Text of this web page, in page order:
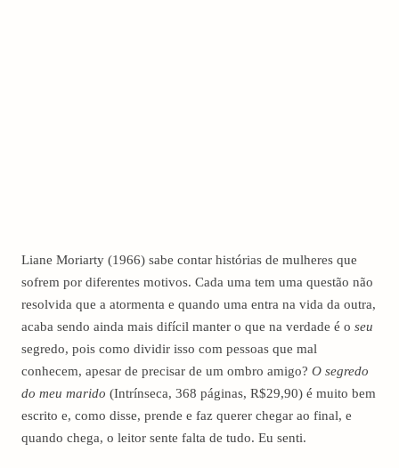
Liane Moriarty (1966) sabe contar histórias de mulheres que
sofrem por diferentes motivos. Cada uma tem uma questão não
resolvida que a atormenta e quando uma entra na vida da outra,
acaba sendo ainda mais difícil manter o que na verdade é o seu
segredo, pois como dividir isso com pessoas que mal
conhecem, apesar de precisar de um ombro amigo? O segredo
do meu marido (Intrínseca, 368 páginas, R$29,90) é muito bem
escrito e, como disse, prende e faz querer chegar ao final, e
quando chega, o leitor sente falta de tudo. Eu senti.